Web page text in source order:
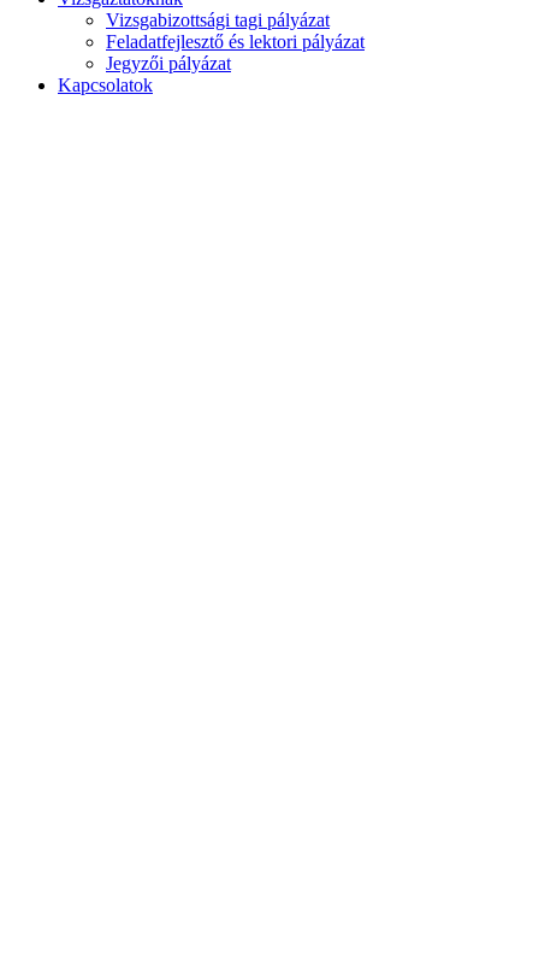
Vizsgabizottsági tagi pályázat
Feladatfejlesztő és lektori pályázat
Jegyzői pályázat
Kapcsolatok